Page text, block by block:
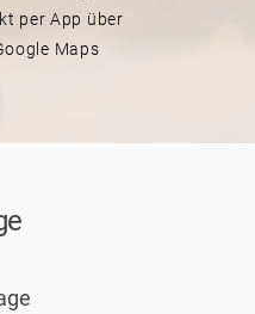
per App über
Maps